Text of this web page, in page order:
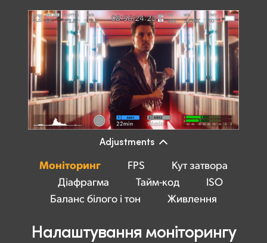
Adjustments
Моніторинг FPS
Кут затвора
Діафрагма
Тайм-код
ISO
Баланс білого і тон
Живлення
Налаштування моніторингу